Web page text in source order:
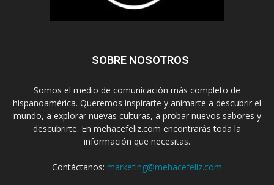
SOBRE NOSOTROS
Somos el medio de comunicación más completo de
hispanoamérica. Queremos inspirarte y animarte a descubrir el
mundo, a explorar nuevas culturas, a probar nuevos sabores y
descubrirte. En mehacefeliz.com encontrarás toda la
información que necesitas.
Contáctanos: marketing@mehacefeliz.com